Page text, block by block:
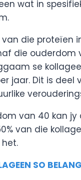
wat in
van die proteïen
die ouderdom
se
jaar. Dit is deel
van 40 kan jy
van die
SO